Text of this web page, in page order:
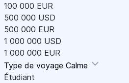
100 000 EUR
500 000 USD
500 000 EUR
1 000 000 USD
1 000 000 EUR
Type de voyage Calme
Étudiant